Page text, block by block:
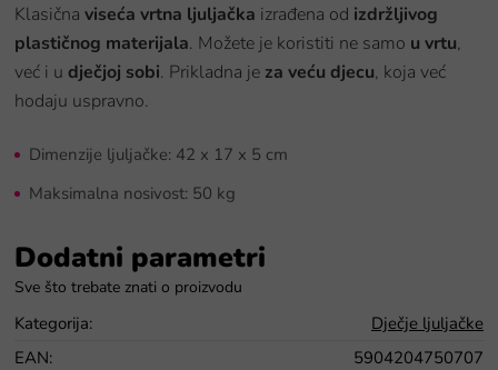
Klasična viseća vrtna ljuljačka izrađena od izdržljivog
plastičnog materijala. Možete je koristiti ne samo u vrtu,
već i u dječjoj sobi. Prikladna je za veću djecu, koja već
hodaju uspravno.
Dimenzije ljuljačke: 42 x 17 x 5 cm
Maksimalna nosivost: 50 kg
Dodatni parametri
Kategorija:
Dječje ljuljačke
EAN:
5904204750707